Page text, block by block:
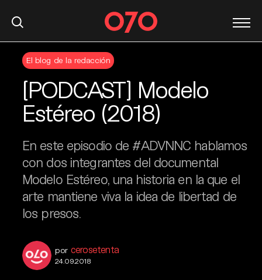
El blog de la redacción
[PODCAST] Modelo
Estéreo (2018)
En este episodio de #ADVNNC hablamos
con dos integrantes del documental
Modelo Estéreo, una historia en la que el
arte mantiene viva la idea de libertad de
los presos.
por cerosetenta
24.09.2018